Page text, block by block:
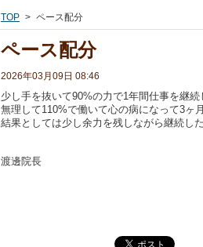
TOP > ペース配分
ペース配分
2026年03月09日 08:46
少し手を抜いて90%の力で1年間仕事を継
無理して110%で働いて心の病になって3ヶ
結果としては少し余力を残しながら継続し
渡邊院長